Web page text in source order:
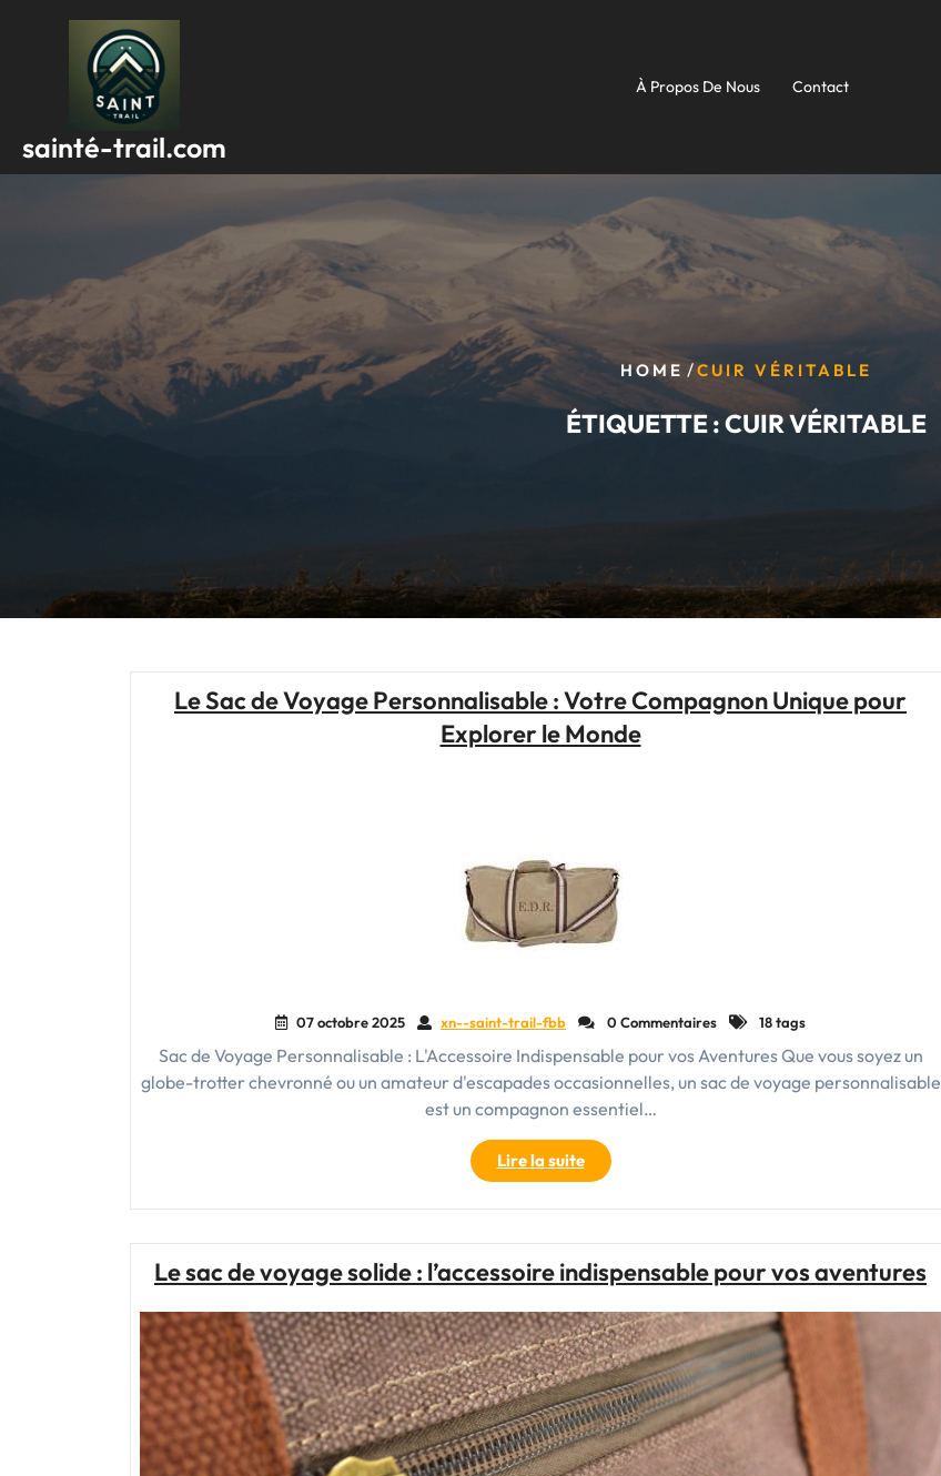
sainté-trail.com
À Propos De Nous Contact
HOME /CUIR VÉRITABLE
ÉTIQUETTE :CUIR VÉRITABLE
Le Sac de Voyage Personnalisable : Votre Compagnon Unique pour
Explorer le Monde
07 octobre 2025 xn--saint-trail-fbb 0 Commentaires 18 tags
Sac de Voyage Personnalisable : L'Accessoire Indispensable pour vos Aventures Que vous soyez un
globe-trotter chevronné ou un amateur d'escapades occasionnelles, un sac de voyage personnalisable
est un compagnon essentiel…
Lire la suite"Le
Sac
de
:
Compagnon
Unique
pour
Explorer
le
Monde"
Le sac de voyage solide : l’accessoire indispensable pour vos aventures